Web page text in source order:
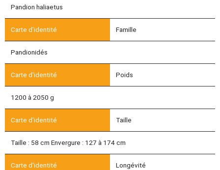
Pandion haliaetus
Famille
Pandionidés
Poids
1200 à 2050 g
Taille
Taille : 58 cm Envergure : 127 à 174 cm
Longévité